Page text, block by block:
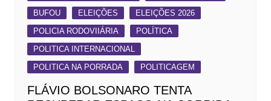
BUFOU
ELEIÇÕES
ELEIÇÕES 2026
POLICIA RODOVIIÁRIA
POLÍTICA
POLITICA INTERNACIONAL
POLITICA NA PORRADA
POLITICAGEM
FLÁVIO BOLSONARO TENTA